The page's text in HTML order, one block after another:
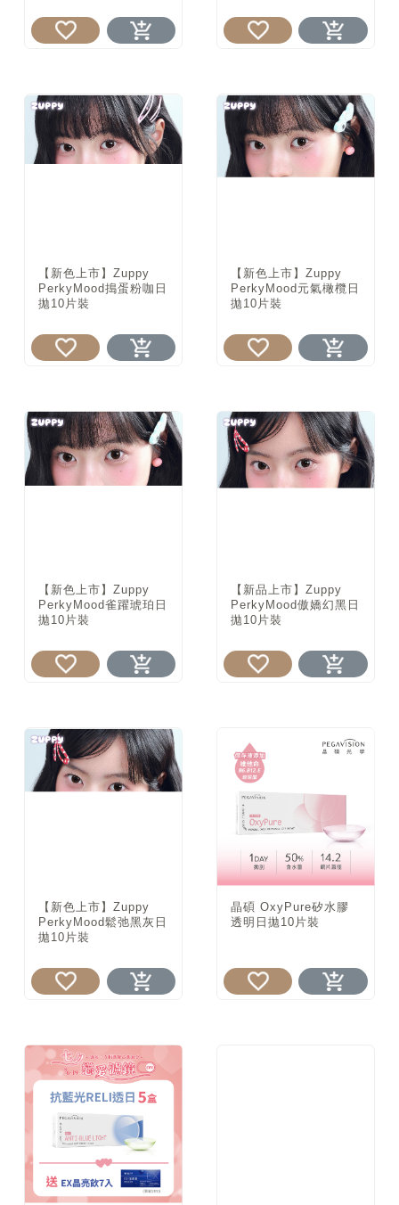
【新色上市】Zuppy
PerkyMood搗蛋粉咖日
拋10片裝
【新色上市】Zuppy
PerkyMood元氣橄欖日
拋10片裝
【新色上市】Zuppy
PerkyMood雀躍琥珀日
拋10片裝
【新品上市】Zuppy
PerkyMood傲嬌幻黑日
拋10片裝
【新色上市】Zuppy
PerkyMood鬆弛黑灰日
拋10片裝
晶碩 OxyPure矽水膠
透明日拋10片裝